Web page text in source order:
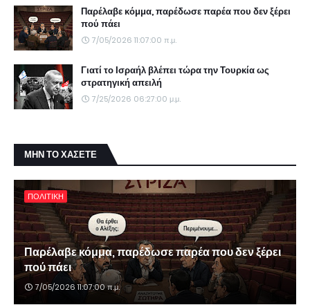
Παρέλαβε κόμμα, παρέδωσε παρέα που δεν ξέρει
πού πάει
7/05/2026 11:07:00 π.μ.
Γιατί το Ισραήλ βλέπει τώρα την Τουρκία ως
στρατηγική απειλή
7/25/2026 06:27:00 μ.μ.
ΜΗΝ ΤΟ ΧΑΣΕΤΕ
ΠΟΛΙΤΙΚΗ
Παρέλαβε κόμμα, παρέδωσε παρέα που δεν ξέρει
πού πάει
7/05/2026 11:07:00 π.μ.